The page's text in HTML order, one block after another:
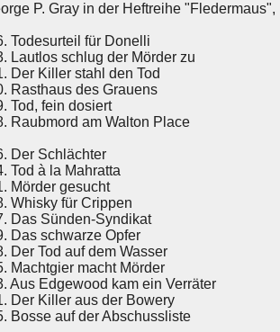
P. Gray in der Heftreihe
Todesurteil für Donelli
Lautlos schlug der Mörder zu
Der Killer stahl den Tod
Rasthaus des Grauens
Tod, fein dosiert
Raubmord am Walton Place
Der Schlächter
Tod à la Mahratta
Mörder gesucht
Whisky für Crippen
Das Sünden-Syndikat
Das schwarze Opfer
Der Tod auf dem Wasser
Machtgier macht Mörder
Aus Edgewood kam ein Verräter
Der Killer aus der Bowery
Bosse auf der Abschussliste